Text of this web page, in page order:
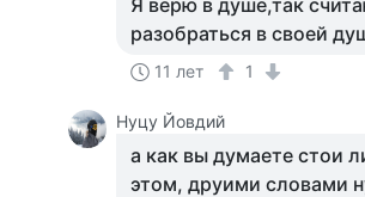
Я верю в душе,так
разобраться в своей
11 лет 1
Нуцу Йовдий
а как вы думаете стои
этом, друими словами